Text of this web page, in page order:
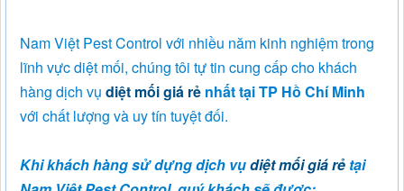
Nam Việt Pest Control với nhiều năm kinh nghiệm trong
lĩnh vực diệt mối, chúng tôi tự tin cung cấp cho khách
hàng dịch vụ diệt mối giá rẻ nhất tại TP Hồ Chí Minh
với chất lượng và uy tín tuyệt đối.
Khi khách hàng sử dựng dịch vụdiệt mối giá rẻ tại